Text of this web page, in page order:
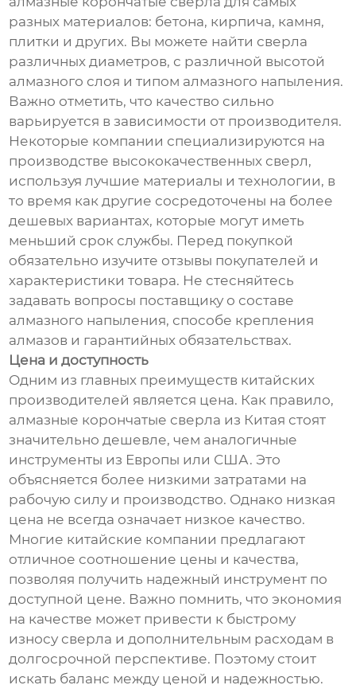
разных материалов: бетона, кирпича, камня,
плитки и других. Вы можете найти сверла
различных диаметров, с различной высотой
алмазного слоя и типом алмазного напыления.
Важно отметить, что качество сильно
варьируется в зависимости от производителя.
Некоторые компании специализируются на
производстве высококачественных сверл,
используя лучшие материалы и технологии, в
то время как другие сосредоточены на более
дешевых вариантах, которые могут иметь
меньший срок службы. Перед покупкой
обязательно изучите отзывы покупателей и
характеристики товара. Не стесняйтесь
задавать вопросы поставщику о составе
алмазного напыления, способе крепления
алмазов и гарантийных обязательствах.
Цена и доступность
Одним из главных преимуществ китайских
производителей является цена. Как правило,
алмазные корончатые сверла из Китая стоят
значительно дешевле, чем аналогичные
инструменты из Европы или США. Это
объясняется более низкими затратами на
рабочую силу и производство. Однако низкая
цена не всегда означает низкое качество.
Многие китайские компании предлагают
отличное соотношение цены и качества,
позволяя получить надежный инструмент по
доступной цене. Важно помнить, что экономия
на качестве может привести к быстрому
износу сверла и дополнительным расходам в
долгосрочной перспективе. Поэтому стоит
искать баланс между ценой и надежностью.